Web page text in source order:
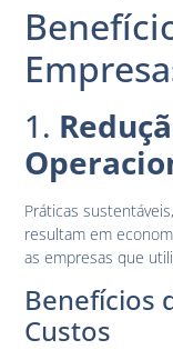
1.
Práticas
resultam em
as empresas que
Benefícios
Custos